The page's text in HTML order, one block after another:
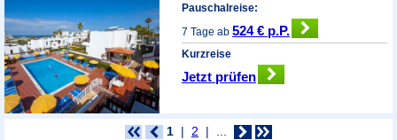
Pauschalreise:
7 Tage ab524 € p.P.
Kurzreise
Jetzt prüfen
1 2 ...